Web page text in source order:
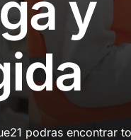
podras encontrar